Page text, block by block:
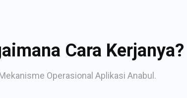
Cara Kerjanya?
Operasional Aplikasi Anabul.